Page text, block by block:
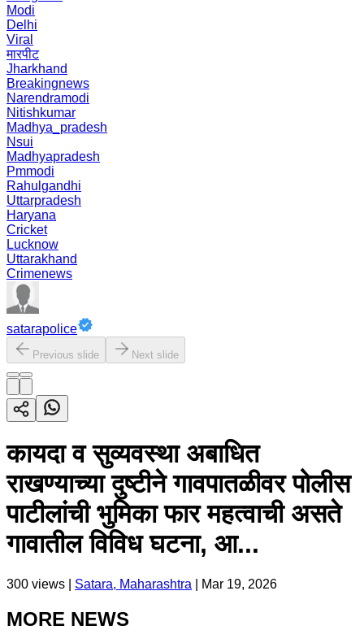
Modi
Delhi
Viral
मारपीट
Jharkhand
Breakingnews
Narendramodi
Nitishkumar
Madhya_pradesh
Nsui
Madhyapradesh
Pmmodi
Rahulgandhi
Uttarpradesh
Haryana
Cricket
Lucknow
Uttarakhand
Crimenews
satarapolice
Previous slide Next slide
कायदा व सुव्यवस्था अबाधित
राखण्याच्या दुष्टीने गावपातळीवर पोलीस
पाटीलांची भुमिका फार महत्वाची असते
गावातील विविध घटना, आ...
300 views | Satara, Maharashtra Mar 19, 2026
MORE NEWS